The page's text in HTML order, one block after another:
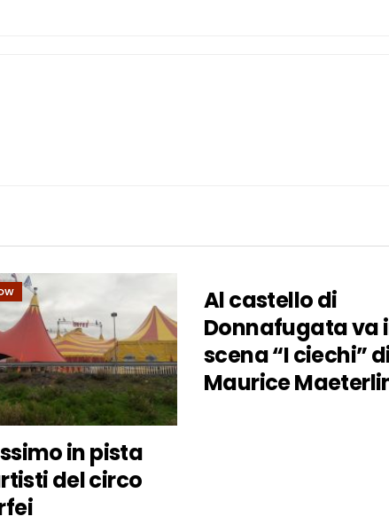
in pista
del circo
MOVIES & SHOW
Al castello di
Donnafugata va
scena “I ciechi”
Maurice